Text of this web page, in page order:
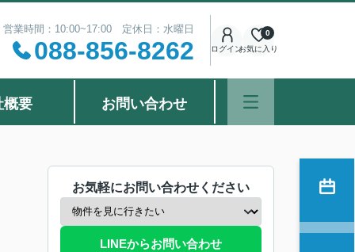
営業時間：10:00~17:00 定休日：水曜日
088-856-8262 ログインお気に入り
0
概要 お問い合わせ
お気軽にお問い合わせください
LINEからお問い合わせ